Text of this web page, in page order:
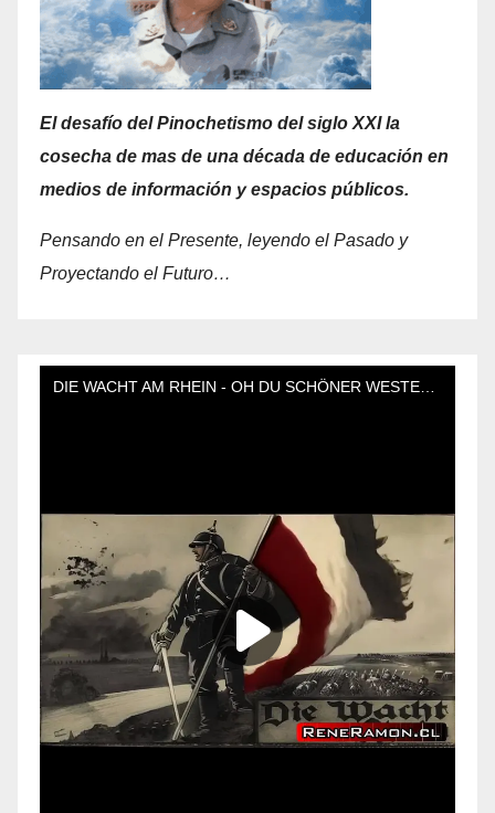
El desafío del Pinochetismo del siglo XXI la
cosecha de mas de una década de educación en
medios de información y espacios públicos.
Pensando en el Presente, leyendo el Pasado y
Proyectando el Futuro…